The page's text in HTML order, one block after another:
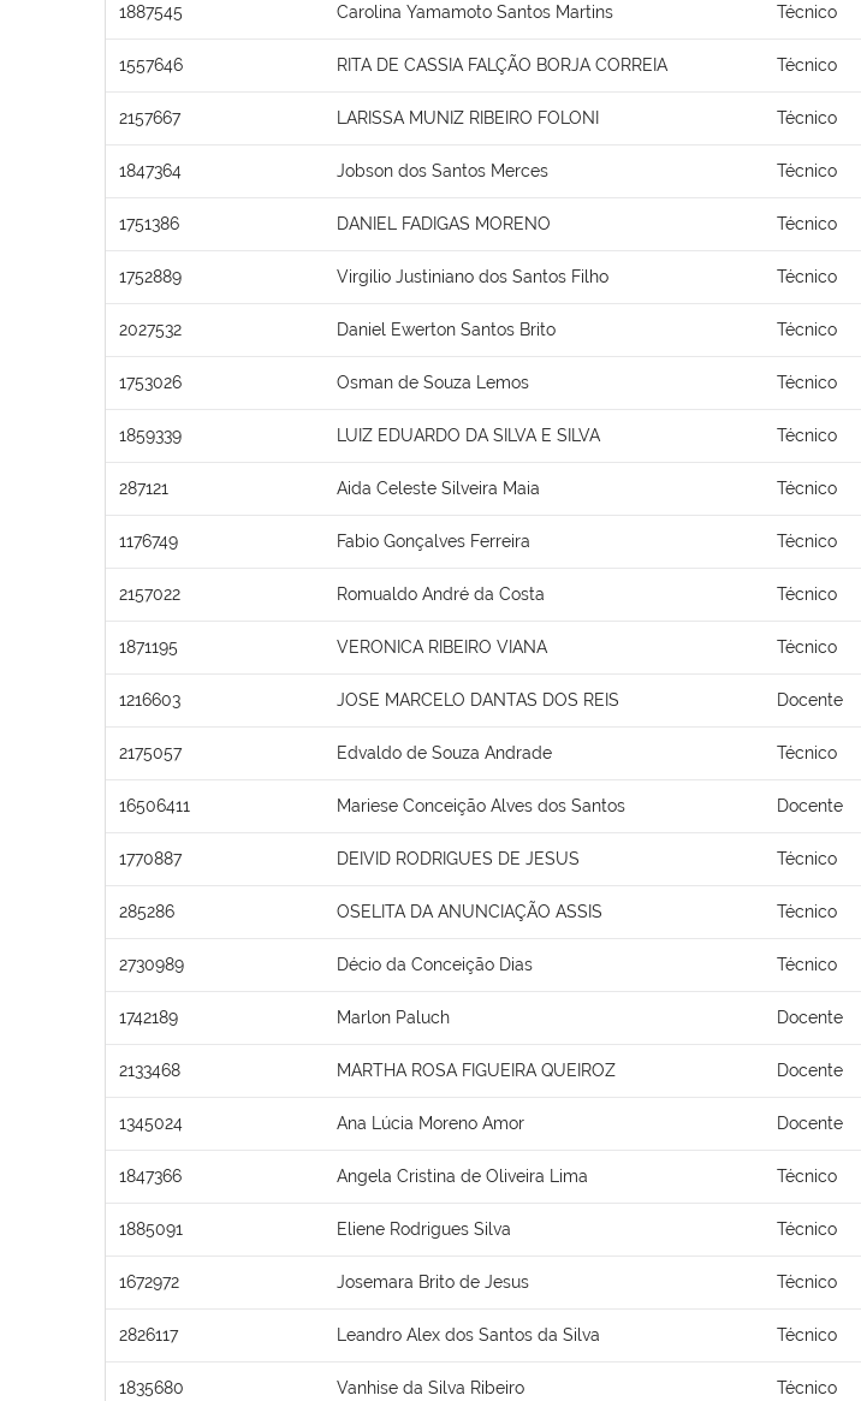
1887545 Carolina Yamamoto Santos Martins Técnico
1557646 RITA DE CASSIA FALÇÃO BORJA CORREIA Técnico
2157667 LARISSA MUNIZ RIBEIRO FOLONI Técnico
1847364 Jobson dos Santos Merces Técnico
1751386 DANIEL FADIGAS MORENO Técnico
1752889 Virgilio Justiniano dos Santos Filho Técnico
2027532 Daniel Ewerton Santos Brito Técnico
1753026 Osman de Souza Lemos Técnico
1859339 LUIZ EDUARDO DA SILVA E SILVA Técnico
287121 Aida Celeste Silveira Maia Técnico
1176749 Fabio Gonçalves Ferreira Técnico
2157022 Romualdo André da Costa Técnico
1871195 VERONICA RIBEIRO VIANA Técnico
1216603 JOSE MARCELO DANTAS DOS REIS Docente
2175057 Edvaldo de Souza Andrade Técnico
16506411 Mariese Conceição Alves dos Santos Docente
1770887 DEIVID RODRIGUES DE JESUS Técnico
285286 OSELITA DA ANUNCIAÇÃO ASSIS Técnico
2730989 Décio da Conceição Dias Técnico
1742189 Marlon Paluch Docente
2133468 MARTHA ROSA FIGUEIRA QUEIROZ Docente
1345024 Ana Lúcia Moreno Amor Docente
1847366 Angela Cristina de Oliveira Lima Técnico
1885091 Eliene Rodrigues Silva Técnico
1672972 Josemara Brito de Jesus Técnico
2826117 Leandro Alex dos Santos da Silva Técnico
1835680 Vanhise da Silva Ribeiro Técnico